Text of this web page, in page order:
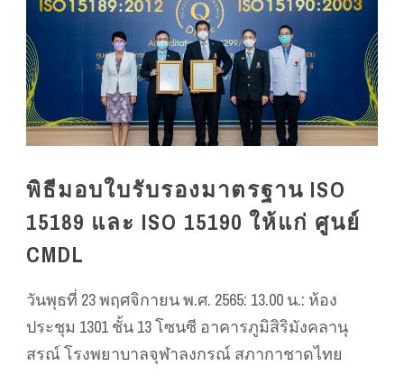
พิธีมอบใบรับรองมาตรฐาน ISO
15189 และ ISO 15190 ให้แก่ ศูนย์
CMDL
วันพุธที่ 23 พฤศจิกายน พ.ศ. 2565: 13.00 น.: ห้อง
ประชุม 1301 ชั้น 13 โซนซี อาคารภูมิสิริมังคลานุ
สรณ์ โรงพยาบาลจุฬาลงกรณ์ สภากาชาดไทย